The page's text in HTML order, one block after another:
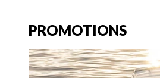
PROMOTIONS